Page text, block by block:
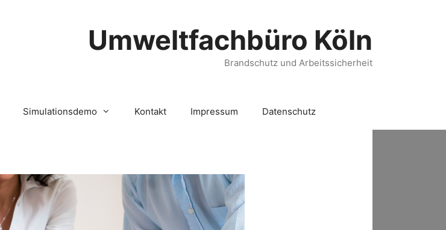
Umweltfachbüro Köln
Brandschutz und Arbeitssicherheit
Simulationsdemo Kontakt Impressum Datenschutz